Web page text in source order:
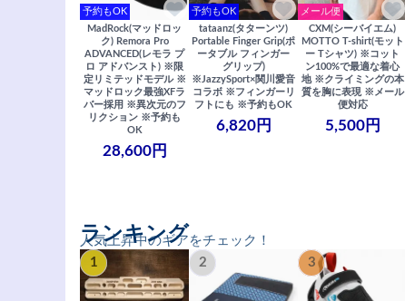
予約もOK
MadRock(マッドロッ
ク) Remora Pro
ADVANCED(レモラ プ
ロ アドバンスト) ※限
定リミテッドモデル ※
マッドロック最強XFラ
バー採用 ※異次元のフ
リクション ※予約も
OK
28,600円
予約もOK
tataanz(タターンツ)
Portable Finger Grip(ポ
ータブル フィンガー
グリップ)
※JazzySport×関川愛音
コラボ ※フィンガーリ
フトにも ※予約もOK
6,820円
メール便
CXM(シーバイエム)
MOTTO T-shirt(モット
ー Tシャツ) ※コット
ン100%で最適な着心
地 ※クライミングの本
質を胸に表現 ※メール
便対応
5,500円
人気上昇中のギアをチェック！
ランキング
1 2 3